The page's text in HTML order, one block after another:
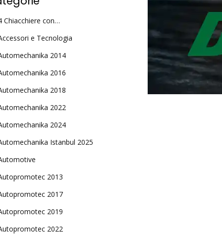
Chiacchiere con…
e Tecnologia
2014
2016
2018
2022
2024
Istanbul 2025
2013
2017
2019
2022